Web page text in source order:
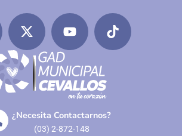
¿Necesita Contactarnos?
(03) 2-872-148